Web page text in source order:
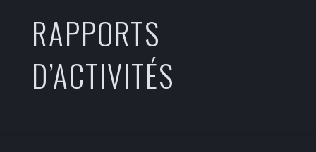
RAPPORTS
D’ACTIVITÉS